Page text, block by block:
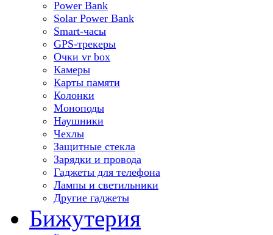
Power Bank
Solar Power Bank
Smart-часы
GPS-трекеры
Очки vr box
Камеры
Карты памяти
Колонки
Моноподы
Наушники
Чехлы
Защитные стекла
Зарядки и провода
Гаджеты для телефона
Лампы и светильники
Другие гаджеты
Бижутерия